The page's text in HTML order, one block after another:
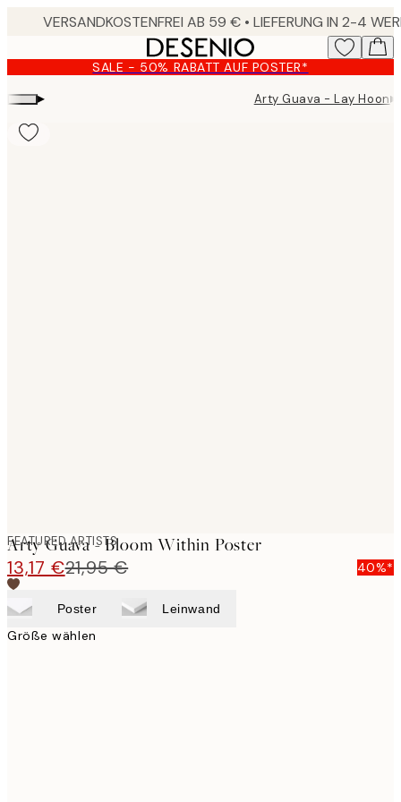
content.
SALE - 50% RABATT AUF POSTER*
▸ Arty Guava - Lay Hoon▸
FEATURED ARTISTS
Arty Guava - Bloom Within Poster
13,17 €21,95 € 40%*
Poster Leinwand
Größe wählen